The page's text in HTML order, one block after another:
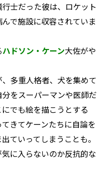
士だった彼は、ロケット
で施設に収容されていま
ハドソン・ケーン大佐がや
多重人格者、犬を集めて
をスーパーマンや医師だ
でも絵を描こうとする
きてケーンたちに自論を
ていってしまうことも。
に入らないのか反抗的な